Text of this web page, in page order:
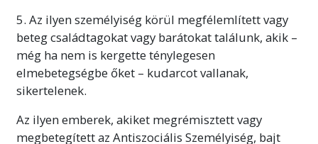
5. Az ilyen személyiség körül megfélemlített vagy
beteg családtagokat vagy barátokat találunk, akik –
még ha nem is kergette ténylegesen
elmebetegségbe őket – kudarcot vallanak,
sikertelenek.
Az ilyen emberek, akiket megrémisztett vagy
megbetegített az Antiszociális Személyiség, bajt